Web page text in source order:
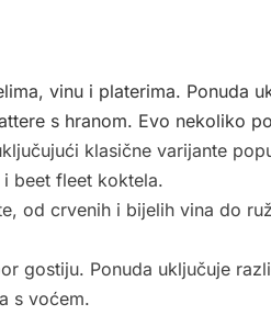
vinu i platerima. Ponuda
s hranom. Evo nekoliko
klasične varijante
beet fleet koktela.
od crvenih i bijelih vina do
gostiju. Ponuda uključuje
s voćem.